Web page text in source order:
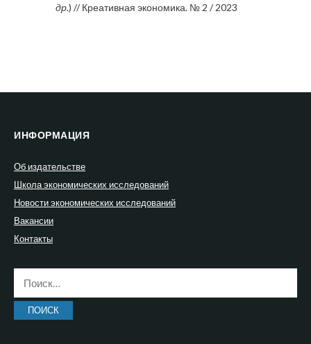
др.) // Креативная экономика. № 2 / 2023
ИНФОРМАЦИЯ
Об издательстве
Школа экономических исследований
Новости экономических исследований
Вакансии
Контакты